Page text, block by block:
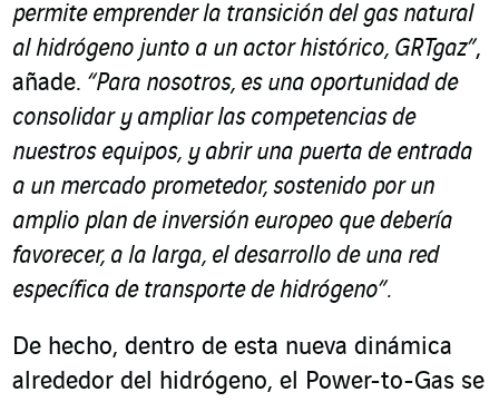
permite emprender la transición del gas natural
al hidrógeno junto a un actor histórico, GRTgaz”,
añade. “Para nosotros, es una oportunidad de
consolidar y ampliar las competencias de
nuestros equipos, y abrir una puerta de entrada
a un mercado prometedor, sostenido por un
amplio plan de inversión europeo que debería
favorecer, a la larga, el desarrollo de una red
específica de transporte de hidrógeno”.
De hecho, dentro de esta nueva dinámica
alrededor del hidrógeno, el Power-to-Gas se